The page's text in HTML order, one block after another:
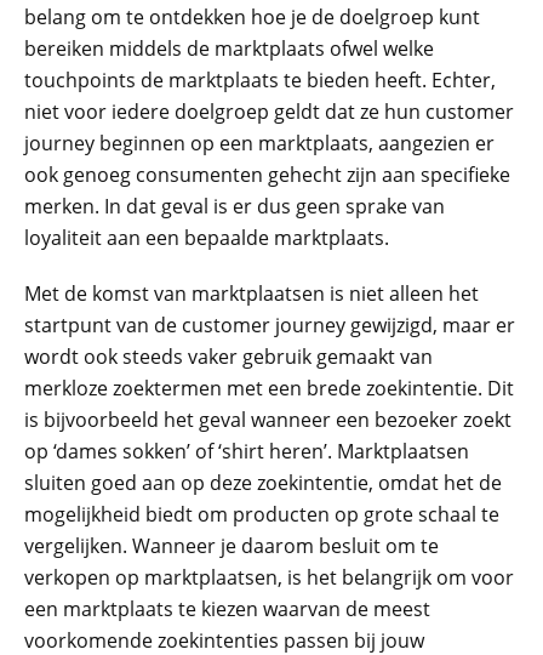
belang om te ontdekken hoe je de doelgroep kunt
bereiken middels de marktplaats ofwel welke
touchpoints de marktplaats te bieden heeft. Echter,
niet voor iedere doelgroep geldt dat ze hun customer
journey beginnen op een marktplaats, aangezien er
ook genoeg consumenten gehecht zijn aan specifieke
merken. In dat geval is er dus geen sprake van
loyaliteit aan een bepaalde marktplaats.
Met de komst van marktplaatsen is niet alleen het
startpunt van de customer journey gewijzigd, maar er
wordt ook steeds vaker gebruik gemaakt van
merkloze zoektermen met een brede zoekintentie. Dit
is bijvoorbeeld het geval wanneer een bezoeker zoekt
op ‘dames sokken’ of ‘shirt heren’. Marktplaatsen
sluiten goed aan op deze zoekintentie, omdat het de
mogelijkheid biedt om producten op grote schaal te
vergelijken. Wanneer je daarom besluit om te
verkopen op marktplaatsen, is het belangrijk om voor
een marktplaats te kiezen waarvan de meest
voorkomende zoekintenties passen bij jouw